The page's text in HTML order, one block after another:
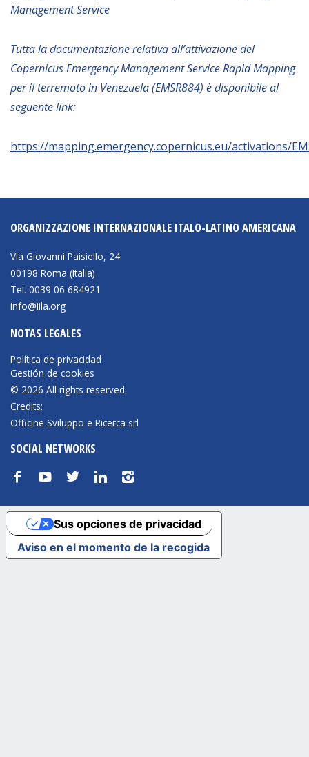
Management Service
Tutta la documentazione relativa all’attivazione del
Copernicus Emergency Management Service Rapid Mapping
per il terremoto in Venezuela (EMSR884) è disponibile al
seguente link:
https://mapping.emergency.copernicus.eu/activations/
ORGANIZZAZIONE INTERNAZIONALE ITALO-LATINO AMERICANA
Via Giovanni Paisiello, 24
00198 Roma (Italia)
Tel. 0039 06 684921
info@iila.org
NOTAS LEGALES
Política de privacidad
Gestión de cookies
© 2026 All rights reserved.
Credits:
Officine Sviluppo e Ricerca srl
SOCIAL NETWORKS
f y t n i
Aviso en el momento de la recogida
Sus opciones de privacidad